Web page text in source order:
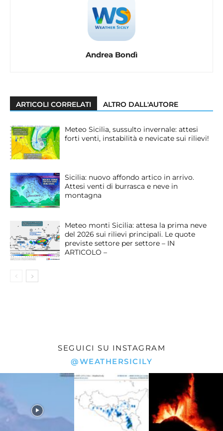
Andrea Bondì
ARTICOLI CORRELATI ALTRO DALL'AUTORE
Meteo Sicilia, sussulto invernale: attesi
forti venti, instabilità e nevicate sui rilievi!
Sicilia: nuovo affondo artico in arrivo.
Attesi venti di burrasca e neve in
montagna
Meteo monti Sicilia: attesa la prima neve
del 2026 sui rilievi principali. Le quote
previste settore per settore – IN
ARTICOLO –
SEGUICI SU INSTAGRAM
@WEATHERSICILY